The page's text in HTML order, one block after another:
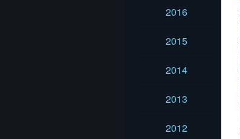
2016
2015
2014
2013
2012